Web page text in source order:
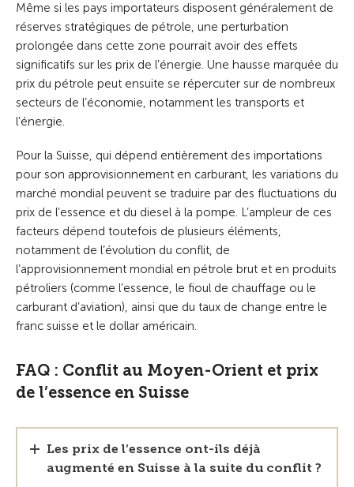
Même si les pays importateurs disposent généralement de
réserves stratégiques de pétrole, une perturbation
prolongée dans cette zone pourrait avoir des effets
significatifs sur les prix de l’énergie. Une hausse marquée du
prix du pétrole peut ensuite se répercuter sur de nombreux
secteurs de l’économie, notamment les transports et
l’énergie.
Pour la Suisse, qui dépend entièrement des importations
pour son approvisionnement en carburant, les variations du
marché mondial peuvent se traduire par des fluctuations du
prix de l’essence et du diesel à la pompe. L’ampleur de ces
facteurs dépend toutefois de plusieurs éléments,
notamment de l’évolution du conflit, de
l’approvisionnement mondial en pétrole brut et en produits
pétroliers (comme l’essence, le fioul de chauffage ou le
carburant d’aviation), ainsi que du taux de change entre le
franc suisse et le dollar américain.
FAQ : Conflit au Moyen-Orient et prix
de l’essence en Suisse
Les prix de l’essence ont-ils déjà
augmenté en Suisse à la suite du conflit ?